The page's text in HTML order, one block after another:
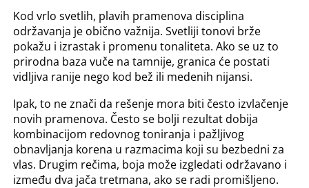
Kod vrlo svetlih, plavih pramenova disciplina
održavanja je obično važnija. Svetliji tonovi brže
pokažu i izrastak i promenu tonaliteta. Ako se uz to
prirodna baza vuče na tamnije, granica će postati
vidljiva ranije nego kod bež ili medenih nijansi.
Ipak, to ne znači da rešenje mora biti često izvlačenje
novih pramenova. Često se bolji rezultat dobija
kombinacijom redovnog toniranja i pažljivog
obnavljanja korena u razmacima koji su bezbedni za
vlas. Drugim rečima, boja može izgledati održavano i
između dva jača tretmana, ako se radi promišljeno.